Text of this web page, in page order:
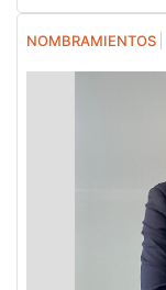
NOMBRAMIENTOS